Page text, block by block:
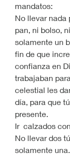
mandatos:
No llevar nada
pan, ni bolso,
solamente un
fin de que
confianza en
trabajaban
celestial les
día, para que
presente.
Ir  calzados
No llevar dos
solamente una.